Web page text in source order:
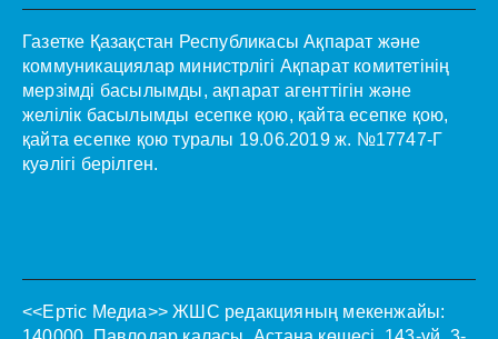
Газетке Қазақстан Республикасы Ақпарат және
коммуникациялар министрлігі Ақпарат комитетінің
мерзімді басылымды, ақпарат агенттігін және
желілік басылымды есепке қою, қайта есепке қою,
қайта есепке қою туралы 19.06.2019 ж. №17747-Г
куәлігі берілген.
<<Ертіс Медиа>> ЖШС редакцияның мекенжайы: